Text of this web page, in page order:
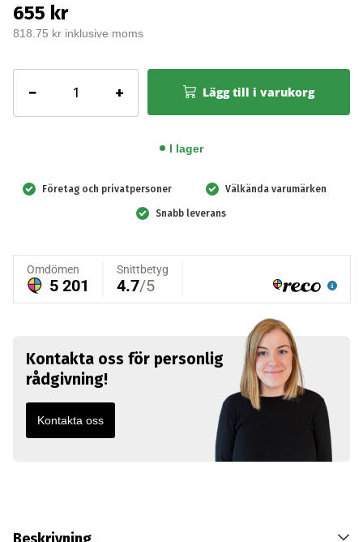
655 kr
818.75 kr inklusive moms
−
trådlös
med
Vit
mängd
+ Lägg till i varukorg
I lager
Företag och privatpersoner Välkända varumärken
Snabb leverans
Kontakta oss för personlig
rådgivning!
Kontakta oss